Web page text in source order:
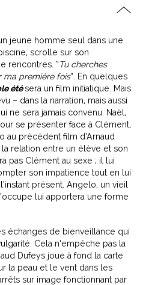
jeune homme seul dans une
scrolle sur son
rencontres. “Tu cherches
ma première fois”. En quelques
étésera un film initiatique. Mais
– dans la narration, mais aussi
ne sera jamais convenu. Naël,
se présenter face à Clément,
au précédent film d’Arnaud
la relation entre un élève et son
pas Clément au sexe ; il lui
son impatience tout en lui
présent. Angelo, un vieil
lui apportera une forme
échanges de bienveillance qui
Cela n’empêche pas la
Dufeys joue à fond la carte
la peau et le vent dans les
sur image fonctionnant par